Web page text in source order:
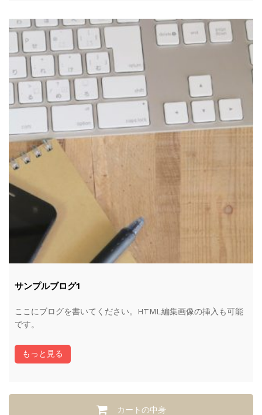
サンプルブログ1
ここにブログを書いてください。HTML編集画像の挿入も可能
です。
もっと見る
カートの中身